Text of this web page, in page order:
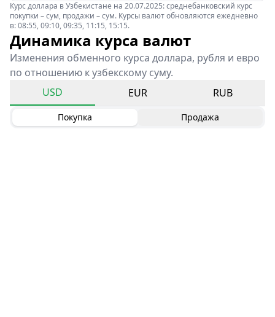
Курс доллара в Узбекистане на 20.07.2025: среднебанковский курс
покупки – сум, продажи – сум. Курсы валют обновляются ежедневно
в: 08:55, 09:10, 09:35, 11:15, 15:15.
Динамика курса валют
Изменения обменного курса доллара, рубля и евро
по отношению к узбекскому суму.
USD
EUR RUB
Покупка Продажа